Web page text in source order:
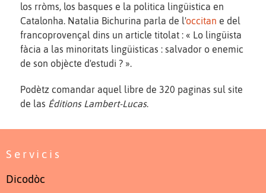
los rròms, los basques e la politica lingüistica en
Catalonha. Natalia Bichurina parla de l'occitan e del
francoprovençal dins un article titolat : « Lo lingüista
fàcia a las minoritats lingüisticas : salvador o enemic
de son objècte d'estudi ? ».
Podètz comandar aquel libre de 320 paginas sul site
de las Éditions Lambert-Lucas.
Servicis
Dicodòc